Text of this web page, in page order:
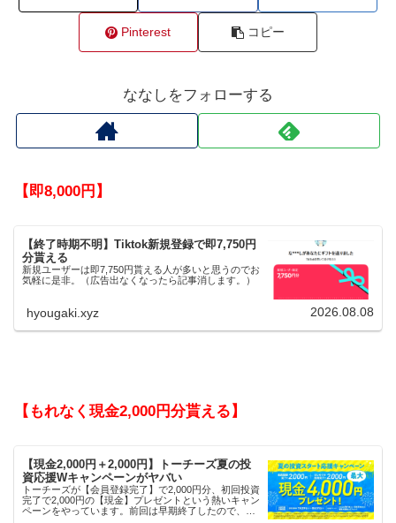
Pinterest コピー
ななしをフォローする
【即8,000円】
【終了時期不明】Tiktok新規登録で即7,750円
分貰える
新規ユーザーは即7,750円貰える人が多いと思うのでお
気軽に是非。（広告出なくなったら記事消します。）
hyougaki.xyz 2026.08.08
【もれなく現金2,000円分貰える】
【現金2,000円＋2,000円】トーチーズ夏の投
資応援Wキャンペーンがヤバい
トーチーズが【会員登録完了】で2,000円分、初回投資
完了で2,000円の【現金】プレゼントという熱いキャン
ペーンをやっています。前回は早期終了したので、使